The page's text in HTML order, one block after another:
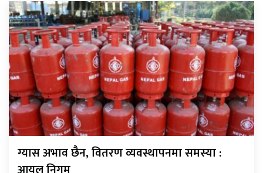
ग्यास अभाव छैन, वितरण व्यवस्थापनमा समस्या :